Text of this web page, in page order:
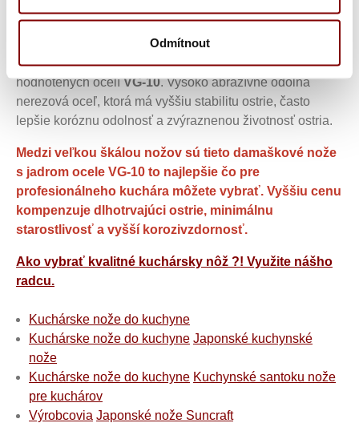
Odmítnout
a krehkejšie ocelí) dlhodobo ostrá a odolná. Vo výsledku
Jadro tohto Damaškové ocele tvorí jedna z najlepšie
hodnotených ocelíVG-10. Vysoko abrazívne odolná
nerezová oceľ, ktorá má vyššiu stabilitu ostrie, často
lepšie koróznu odolnosť a zvýraznenou životnosť ostria.
Medzi veľkou škálou nožov sú tieto damaškové nože
s jadrom ocele VG-10 to najlepšie čo pre
profesionálneho kuchára môžete vybrať. Vyššiu cenu
kompenzuje dlhotrvajúci ostrie, minimálnu
starostlivosť a vyšší korozivzdornosť.
Ako vybrať kvalitné kuchársky nôž ?! Využite nášho
radcu.
Kuchárske nože do kuchyne
Kuchárske nože do kuchyne Japonské kuchynské
nože
Kuchárske nože do kuchyne Kuchynské santoku nože
pre kuchárov
Výrobcovia Japonské nože Suncraft